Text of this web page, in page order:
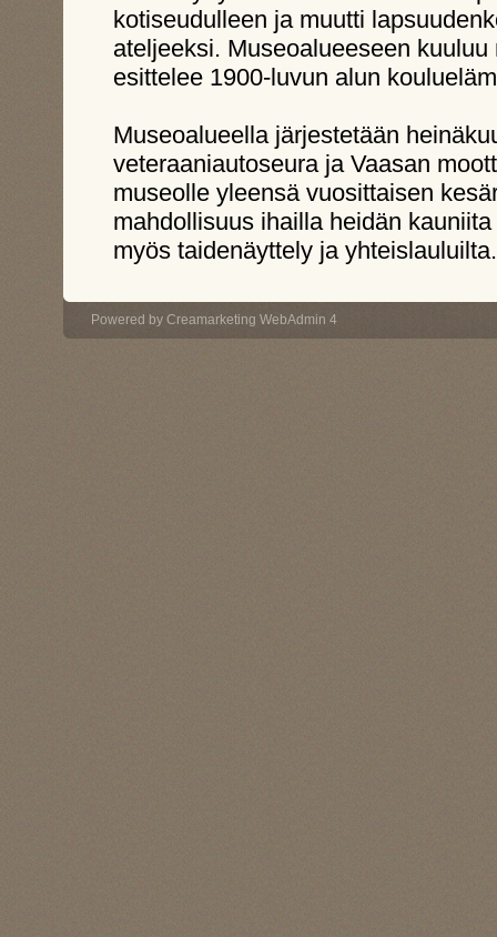
kotiseudulleen ja muutti
ateljeeksi. Museoalueeseen
esittelee 1900-luvun alun
Museoalueella järjestetään
veteraaniautoseura ja Vaasan
museolle yleensä vuosittaisen
mahdollisuus ihailla heidän
myös taidenäyttely ja yhteislauluilta.
Powered by Creamarketing WebAdmin 4